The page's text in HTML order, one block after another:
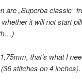
are „Superba classic“
whether it will not start
that’s what I
stitches on 4 inches).